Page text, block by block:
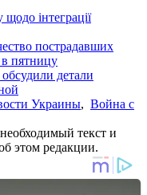
інтеграції
пострадавших
пятницу
детали
Украины, Война с
текст и
этом редакции.